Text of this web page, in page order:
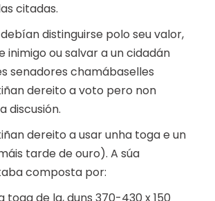
citadas.
distinguirse polo seu valor,
inimigo ou salvar a un cidadán
senadores chamábaselles
dereito a voto pero non
discusión.
dereito a usar unha toga e un
tarde de ouro). A súa
composta por: